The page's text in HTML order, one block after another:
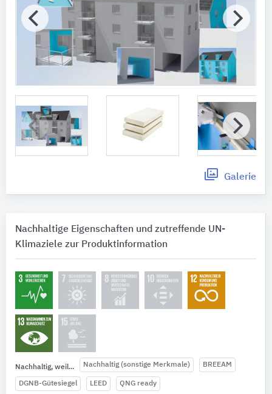
Galerie
Nachhaltige Eigenschaften und zutreffende UN-
Klimaziele zur Produktinformation
Nachhaltig, weil... Nachhaltig (sonstige Merkmale) BREEAM
DGNB-Gütesiegel LEED QNG ready